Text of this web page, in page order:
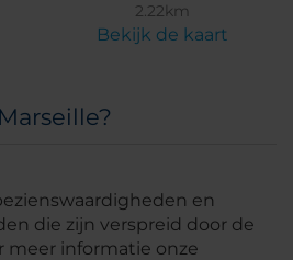
2.22km
Bekijk de kaart
en
die zijn verspreid door de
meer informatie onze